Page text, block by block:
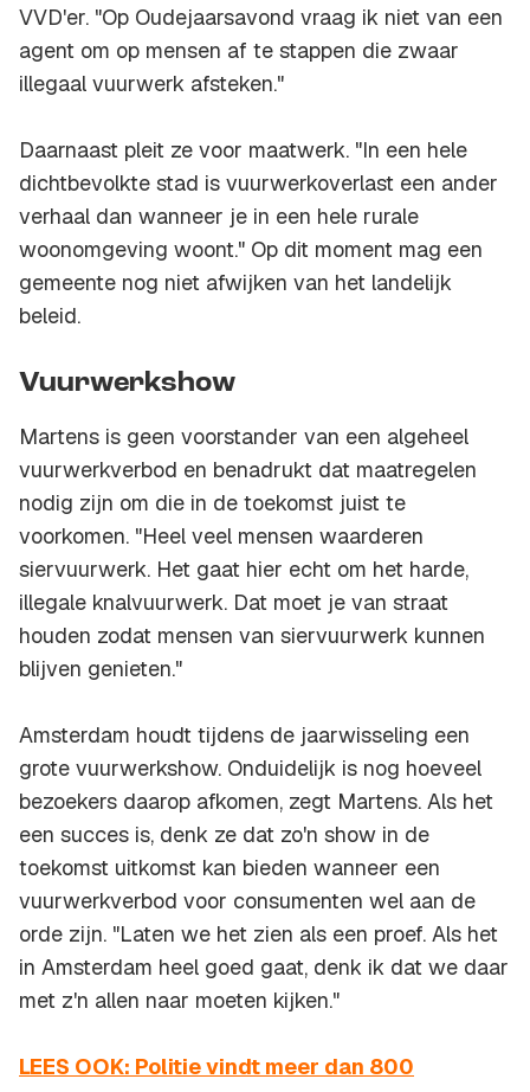
VVD'er. "Op Oudejaarsavond vraag ik niet van een
agent om op mensen af te stappen die zwaar
illegaal vuurwerk afsteken."
Daarnaast pleit ze voor maatwerk. "In een hele
dichtbevolkte stad is vuurwerkoverlast een ander
verhaal dan wanneer je in een hele rurale
woonomgeving woont." Op dit moment mag een
gemeente nog niet afwijken van het landelijk
beleid.
Vuurwerkshow
Martens is geen voorstander van een algeheel
vuurwerkverbod en benadrukt dat maatregelen
nodig zijn om die in de toekomst juist te
voorkomen. "Heel veel mensen waarderen
siervuurwerk. Het gaat hier echt om het harde,
illegale knalvuurwerk. Dat moet je van straat
houden zodat mensen van siervuurwerk kunnen
blijven genieten."
Amsterdam houdt tijdens de jaarwisseling een
grote vuurwerkshow. Onduidelijk is nog hoeveel
bezoekers daarop afkomen, zegt Martens. Als het
een succes is, denk ze dat zo'n show in de
toekomst uitkomst kan bieden wanneer een
vuurwerkverbod voor consumenten wel aan de
orde zijn. "Laten we het zien als een proef. Als het
in Amsterdam heel goed gaat, denk ik dat we daar
met z'n allen naar moeten kijken."
LEES OOK: Politie vindt meer dan 800